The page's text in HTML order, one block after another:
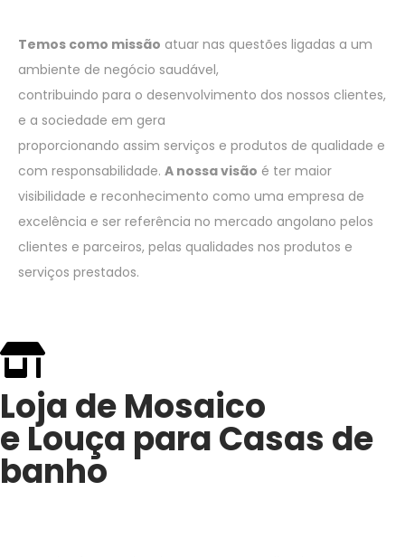
Temos como missão atuar nas questões ligadas a um
ambiente de negócio saudável,
contribuindo para o desenvolvimento dos nossos clientes,
e a sociedade em gera
proporcionando assim serviços e produtos de qualidade e
com responsabilidade. A nossa visão é ter maior
visibilidade e reconhecimento como uma empresa de
excelência e ser referência no mercado angolano pelos
clientes e parceiros, pelas qualidades nos produtos e
serviços prestados.
Loja de Mosaico
e Louça para Casas de
banho